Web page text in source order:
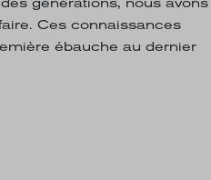
générations, nous avons
Ces connaissances
ébauche au dernier